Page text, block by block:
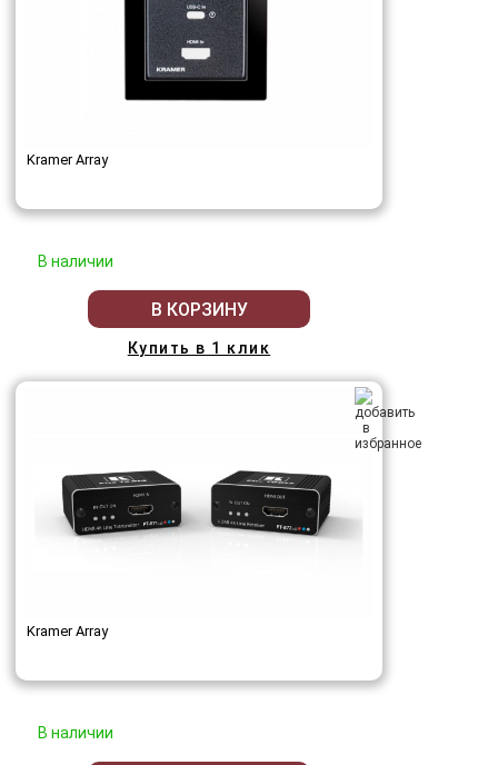
Kramer Array
В наличии
В КОРЗИНУ
Купить в 1 клик
Kramer Array
В наличии